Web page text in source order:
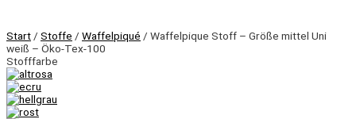
Start / Stoffe / Waffelpiqué / Waffelpique Stoff – Größe mittel Uni
weiß – Öko-Tex-100
Stofffarbe